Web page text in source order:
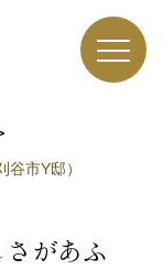
市Y邸）
があふ